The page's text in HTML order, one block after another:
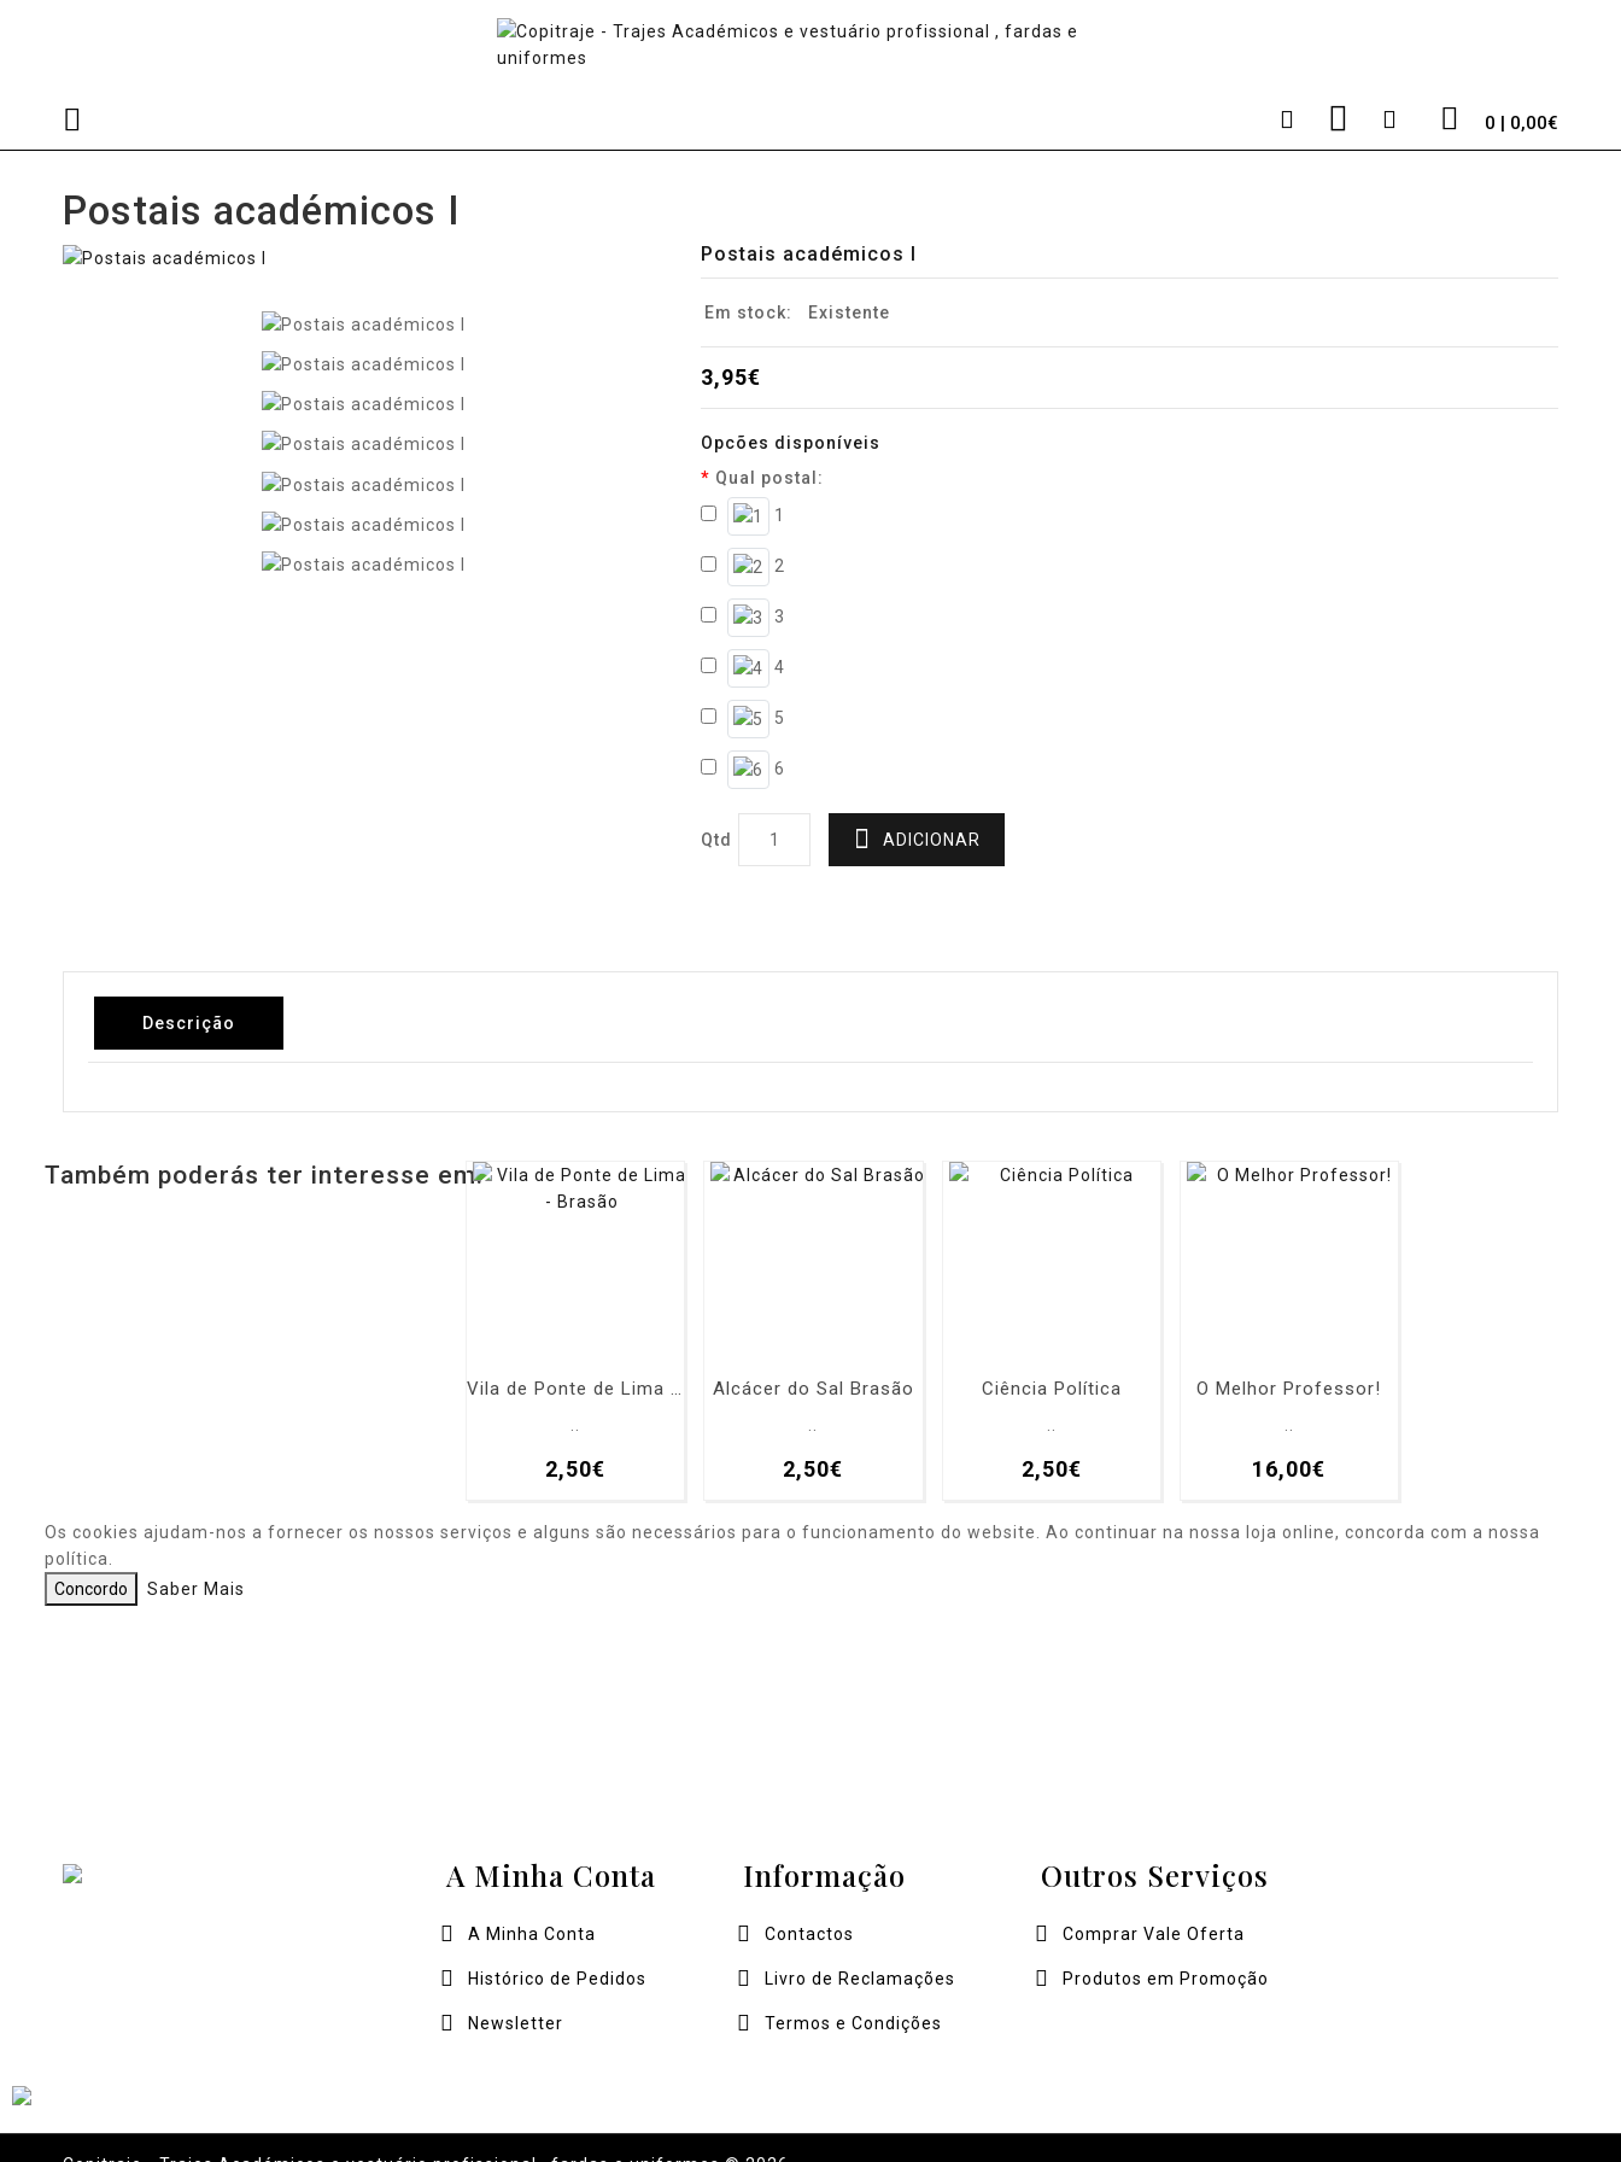
0 | 0,00€
Postais académicos I
Postais académicos I
Em stock: Existente
3,95€
Opcões disponíveis
Qual postal:
1
2
3
4
5
6
Qtd ADICIONAR
Descrição
Também poderás ter interesse em:
Vila de Ponte de Lima - Brasão
2,50€
Alcácer do Sal Brasão
2,50€
Ciência Política
2,50€
O Melhor Professor!
16,00€
Os cookies ajudam-nos a fornecer os nossos serviços e alguns são necessários para o funcionamento do website. Ao continuar na nossa loja online, concorda com a nossa
política.
Concordo
Saber Mais
A Minha Conta
A Minha Conta
Histórico de Pedidos
Newsletter
Informação
Contactos
Livro de Reclamações
Termos e Condições
Outros Serviços
Comprar Vale Oferta
Produtos em Promoção